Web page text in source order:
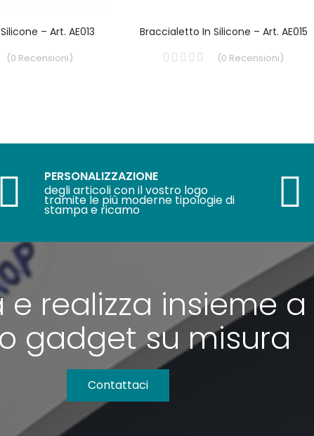
– Art. AE013
(0 Recensioni)
Braccialetto In Silicone – Art. AE015
(0 Recensioni)
PERSONALIZZAZIONE
degli articoli con il vostro logo
tramite le più moderne tipologie di
stampa e ricamo
realizza insieme a
gadget su misura
Contattaci